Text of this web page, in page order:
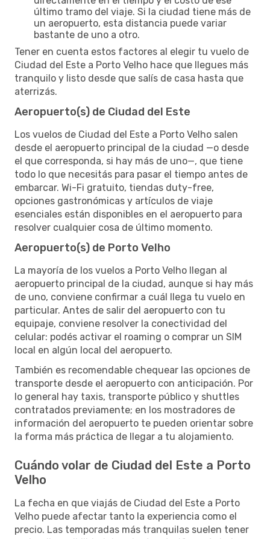
último tramo del viaje. Si la ciudad tiene más de
un aeropuerto, esta distancia puede variar
bastante de uno a otro.
Tener en cuenta estos factores al elegir tu vuelo de
Ciudad del Este a Porto Velho hace que llegues más
tranquilo y listo desde que salís de casa hasta que
aterrizás.
Aeropuerto(s) de Ciudad del Este
Los vuelos de Ciudad del Este a Porto Velho salen
desde el aeropuerto principal de la ciudad —o desde
el que corresponda, si hay más de uno—, que tiene
todo lo que necesitás para pasar el tiempo antes de
embarcar. Wi-Fi gratuito, tiendas duty-free,
opciones gastronómicas y artículos de viaje
esenciales están disponibles en el aeropuerto para
resolver cualquier cosa de último momento.
Aeropuerto(s) de Porto Velho
La mayoría de los vuelos a Porto Velho llegan al
aeropuerto principal de la ciudad, aunque si hay más
de uno, conviene confirmar a cuál llega tu vuelo en
particular. Antes de salir del aeropuerto con tu
equipaje, conviene resolver la conectividad del
celular: podés activar el roaming o comprar un SIM
local en algún local del aeropuerto.
También es recomendable chequear las opciones de
transporte desde el aeropuerto con anticipación. Por
lo general hay taxis, transporte público y shuttles
contratados previamente; en los mostradores de
información del aeropuerto te pueden orientar sobre
la forma más práctica de llegar a tu alojamiento.
Cuándo volar de Ciudad del Este a Porto
Velho
La fecha en que viajás de Ciudad del Este a Porto
Velho puede afectar tanto la experiencia como el
precio. Las temporadas más tranquilas suelen tener